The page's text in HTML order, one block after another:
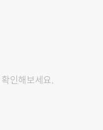
인해보세요.